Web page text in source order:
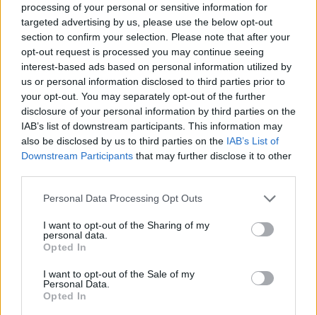
processing of your personal or sensitive information for
targeted advertising by us, please use the below opt-out
section to confirm your selection. Please note that after your
opt-out request is processed you may continue seeing
interest-based ads based on personal information utilized by
us or personal information disclosed to third parties prior to
your opt-out. You may separately opt-out of the further
disclosure of your personal information by third parties on the
IAB’s list of downstream participants. This information may
also be disclosed by us to third parties on the IAB’s List of
Downstream Participants that may further disclose it to other
Please note that this website/app uses one or more Google
not limited to your visit or usage behaviour. You may click to
grant or deny consent to Google and its third-party tags to
use your data for below specified purposes in below Google
consent section.
Personal Data Processing Opt Outs
I want to opt-out of the Sharing of my
personal data.
Opted In
I want to opt-out of the Sale of my
Personal Data.
Opted In
A férfiak többsége kevésbé szeret fecsegni, nehezebben
beszélnek a múltjukról, régi kapcsolataikról
Fotó:Shutterstock